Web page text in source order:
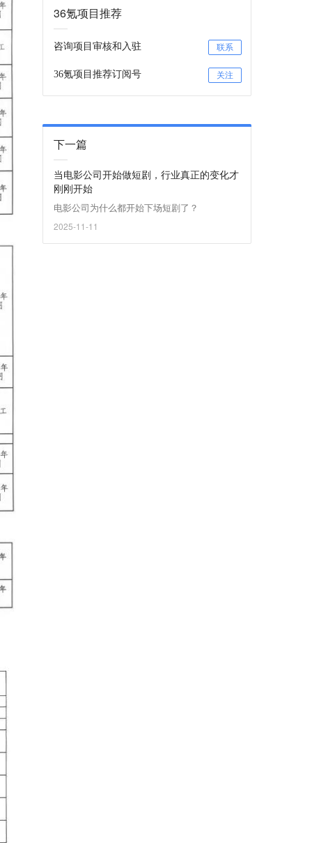
36氪项目推荐
咨询项目审核和入驻 联系
36氪项目推荐订阅号 关注
下一篇
当电影公司开始做短剧，行业真正的变化才
刚刚开始
电影公司为什么都开始下场短剧了？
2025-11-11